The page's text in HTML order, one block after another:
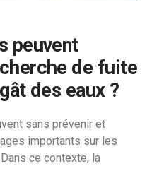
peuvent
de fuite
des eaux ?
sans prévenir et
importants sur les
ce contexte, la